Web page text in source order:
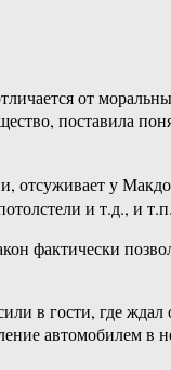
от
поставила
отсуживает у
и т.д., и
фактически
в гости, где
автомобилем в